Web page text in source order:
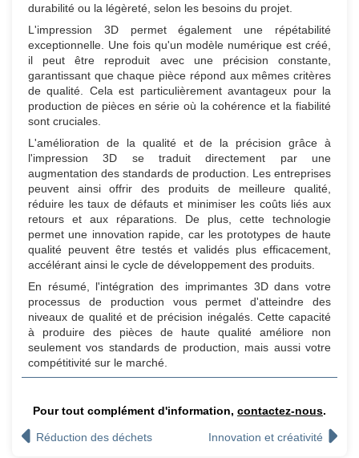
durabilité ou la légèreté, selon les besoins du projet.
L'impression 3D permet également une répétabilité
exceptionnelle. Une fois qu'un modèle numérique est créé,
il peut être reproduit avec une précision constante,
garantissant que chaque pièce répond aux mêmes critères
de qualité. Cela est particulièrement avantageux pour la
production de pièces en série où la cohérence et la fiabilité
sont cruciales.
L'amélioration de la qualité et de la précision grâce à
l'impression 3D se traduit directement par une
augmentation des standards de production. Les entreprises
peuvent ainsi offrir des produits de meilleure qualité,
réduire les taux de défauts et minimiser les coûts liés aux
retours et aux réparations. De plus, cette technologie
permet une innovation rapide, car les prototypes de haute
qualité peuvent être testés et validés plus efficacement,
accélérant ainsi le cycle de développement des produits.
En résumé, l'intégration des imprimantes 3D dans votre
processus de production vous permet d'atteindre des
niveaux de qualité et de précision inégalés. Cette capacité
à produire des pièces de haute qualité améliore non
seulement vos standards de production, mais aussi votre
compétitivité sur le marché.
Pour tout complément d'information, contactez-nous.
Réduction des déchets Innovation et créativité